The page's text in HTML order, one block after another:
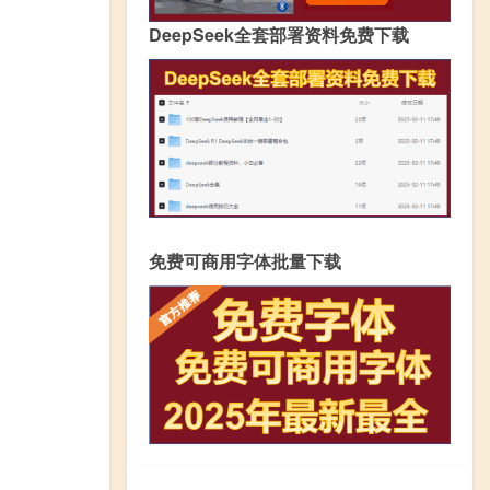
DeepSeek全套部署资料免费下载
免费可商用字体批量下载